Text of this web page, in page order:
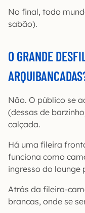
No final, todo
sabão).
O GRANDE
Não. O público se
(dessas de
calçada.
Há uma fileira
funciona como
ingresso do lounge
Atrás da fileira-
brancas, onde se